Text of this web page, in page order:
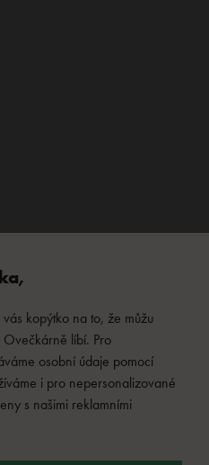
kopýtko na to, že můžu
líbí. Pro
osobní údaje pomocí
i pro nepersonalizované
s našimi reklamními